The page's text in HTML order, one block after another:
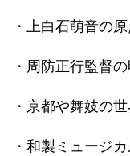
・上白石萌音の
・周防正行監督
・京都や舞妓の
・和製ミュージ